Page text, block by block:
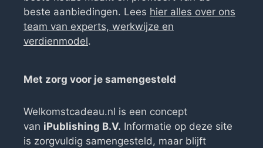
beste aanbiedingen. Lees hier alles over ons
team van experts, werkwijze en
verdienmodel.
Met zorg voor je samengesteld
Welkomstcadeau.nl is een concept
van iPublishing B.V. Informatie op deze site
is zorgvuldig samengesteld, maar blijft